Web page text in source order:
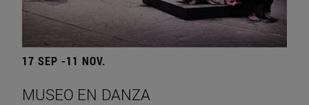
17 SEP -11 NOV.
MUSEO EN DANZA